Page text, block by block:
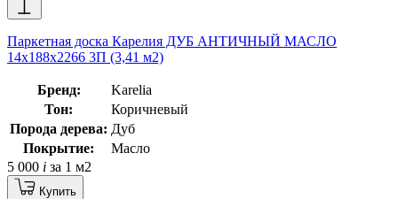
Паркетная доска Карелия ДУБ АНТИЧНЫЙ МАСЛО
14x188x2266 3П (3,41 м2)
Бренд:
Karelia
Тон:
Коричневый
Порода дерева: Дуб
Покрытие:
Масло
5 000 i за 1 м2
Купить